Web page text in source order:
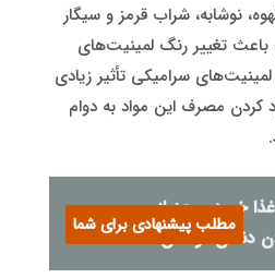
نوشابه، شراب قرمز و سیگار
تغییر رنگ لمینیت‌های
سرامیکی تأثیر زیادی
کردن مصرف این مواد به دوام
خوردن بعد از
دندان کودکان
مطلب پیشنهادی برای شما